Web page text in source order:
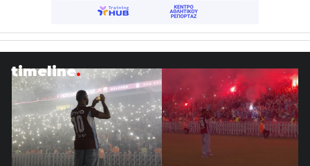
timeline